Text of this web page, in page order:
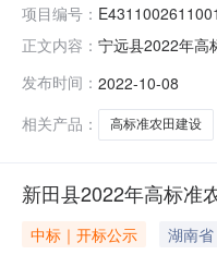
项目编号：
正文内容： 宁远县2022年高
（贵安新区）建
发布时间： 2022-10-08
相关产品：
高标准农田建设
新田县2022年高标准
中标｜开标公示
湖南